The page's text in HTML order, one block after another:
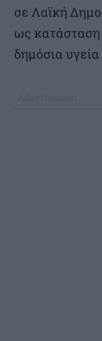
σε Λαϊκή
ως κατάσταση
δημόσια